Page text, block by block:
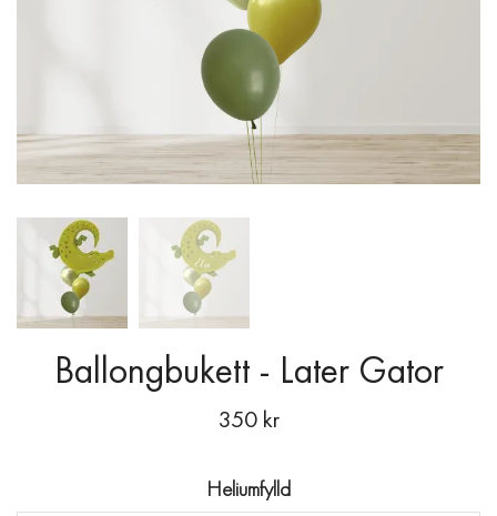
Ballongbukett - Later Gator
350 kr
Heliumfylld